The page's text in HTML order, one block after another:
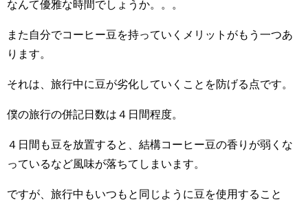
なんて優雅な時間でしょうか。。。
また自分でコーヒー豆を持っていくメリットがもう一つあ
ります。
それは、旅行中に豆が劣化していくことを防げる点です。
僕の旅行の併記日数は４日間程度。
４日間も豆を放置すると、結構コーヒー豆の香りが弱くな
っているなど風味が落ちてしまいます。
ですが、旅行中もいつもと同じように豆を使用すること